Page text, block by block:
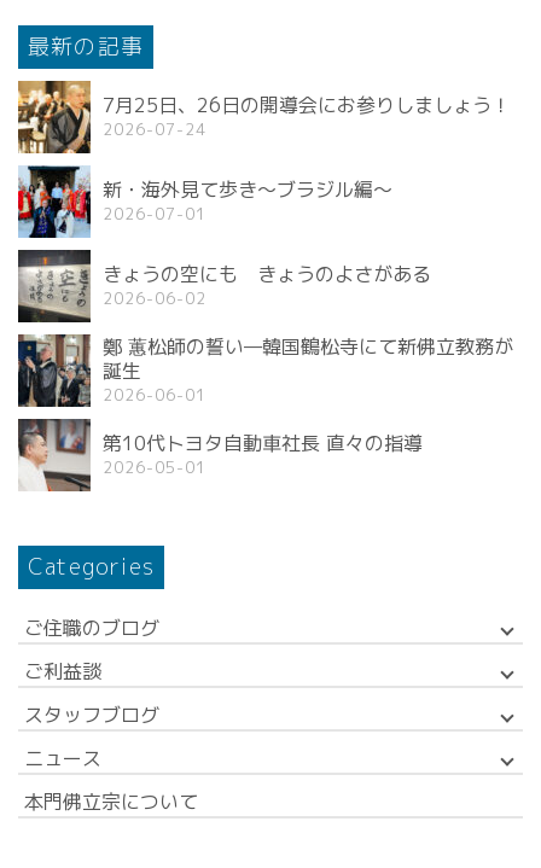
最新の記事
7月25日、26日の開導会にお参りしましょう！
2026-07-24
新・海外見て歩き〜ブラジル編〜
2026-07-01
きょうの空にも きょうのよさがある
2026-06-02
鄭 蕙松師の誓い—韓国鶴松寺にて新佛立教務が
誕生
2026-06-01
第10代トヨタ自動車社長 直々の指導
2026-05-01
Categories
ご住職のブログ
ご利益談
スタッフブログ
ニュース
本門佛立宗について